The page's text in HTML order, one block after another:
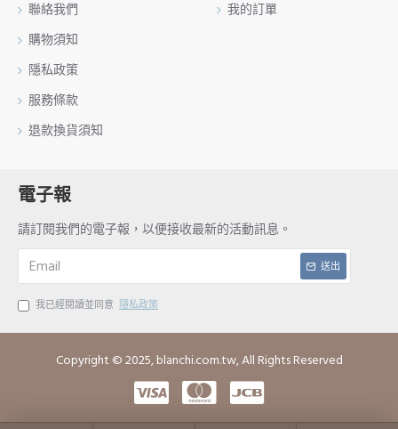
聯絡我們
購物須知
隱私政策
服務條款
退款換貨須知
我的訂單
電子報
請訂閱我們的電子報，以便接收最新的活動訊息。
送出
我已經閱讀並同意 隱私政策
Copyright © 2025, blanchi.com.tw, All Rights Reserved